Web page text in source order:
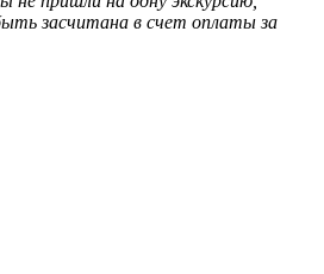
засчитана в счет оплаты за